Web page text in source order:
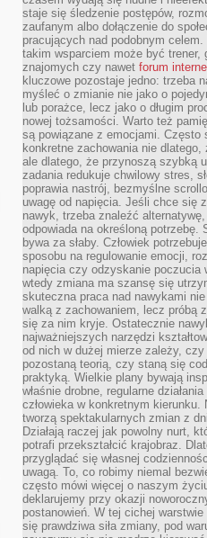
staje się śledzenie postępów,
zaufanym albo dołączenie do
pracujących nad podobnym
takim wsparciem może być trener,
znajomych czy nawet forum
kluczowe pozostaje jedno: trzeba
myśleć o zmianie nie jako o
lub porażce, lecz jako o długim
nowej tożsamości. Warto też
są powiązane z emocjami. Często
konkretne zachowania nie dlatego,
ale dlatego, że przynoszą szybką
zadania redukuje chwilowy stres,
poprawia nastrój, bezmyślne
uwagę od napięcia. Jeśli chce się
nawyk, trzeba znaleźć
odpowiada na określoną potrzebę.
bywa za słaby. Człowiek
sposobu na regulowanie emocji,
napięcia czy odzyskanie poczucia
wtedy zmiana ma szansę się
skuteczna praca nad nawykami
walką z zachowaniem, lecz próbą
się za nim kryje. Ostatecznie
najważniejszych narzędzi
od nich w dużej mierze zależy,
pozostaną teorią, czy staną się
praktyką. Wielkie plany bywają
właśnie drobne, regularne
człowieka w konkretnym kierunku.
tworzą spektakularnych zmian z
Działają raczej jak powolny nurt,
potrafi przekształcić krajobraz.
przyglądać się własnej
uwagą. To, co robimy niemal
często mówi więcej o naszym
deklarujemy przy okazji
postanowień. W tej cichej
się prawdziwa siła zmiany, pod